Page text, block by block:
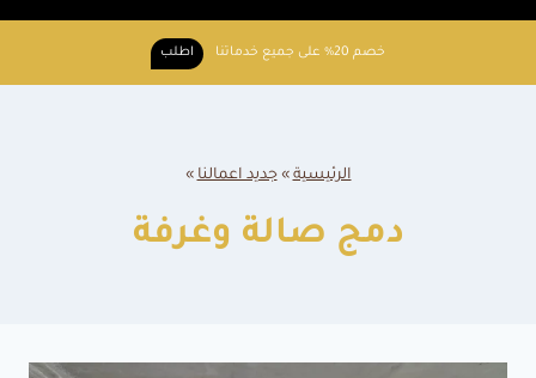
خصم 20% على جميع خدماتنا اطلب
الرئيسية »جديد اعمالنا »
دمج صالة وغرفة